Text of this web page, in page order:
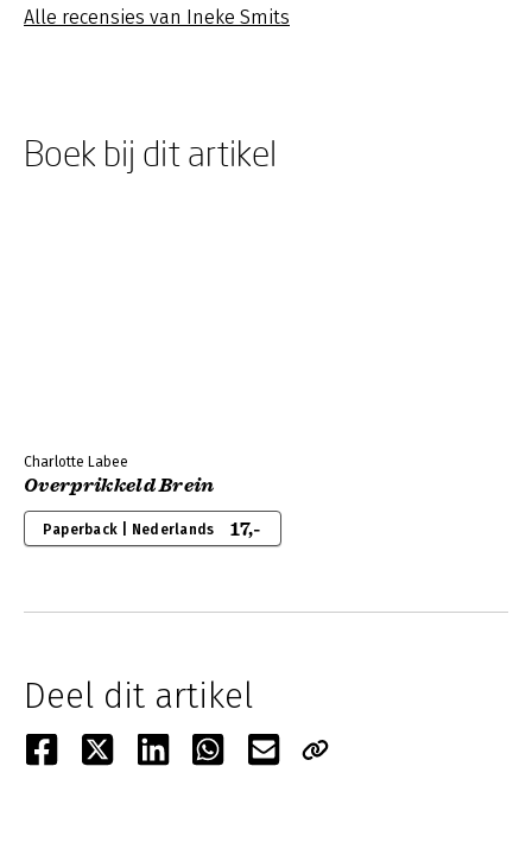
Alle recensies van Ineke Smits
Boek bij dit artikel
Charlotte Labee
Overprikkeld Brein
Paperback | Nederlands 17,-
Deel dit artikel